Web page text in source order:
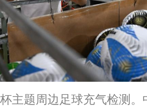
主题周边足球充气检测